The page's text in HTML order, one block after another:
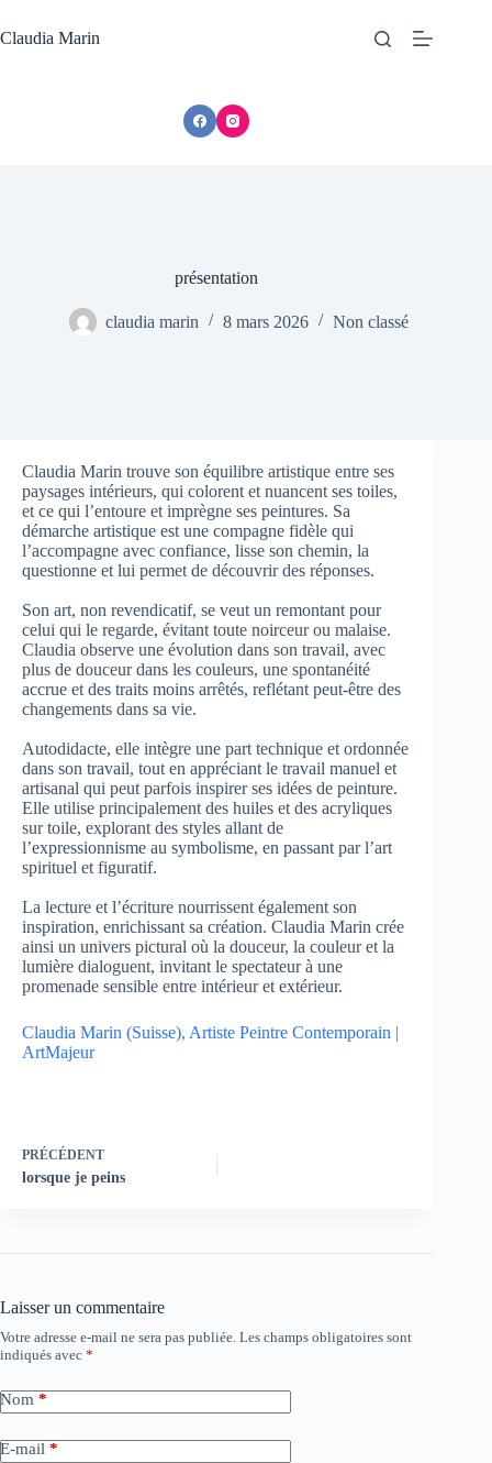
au
contenu
Claudia Marin
présentation
claudia marin 8 mars 2026 Non classé
Claudia Marin trouve son équilibre artistique entre ses
paysages intérieurs, qui colorent et nuancent ses toiles,
et ce qui l’entoure et imprègne ses peintures. Sa
démarche artistique est une compagne fidèle qui
l’accompagne avec confiance, lisse son chemin, la
questionne et lui permet de découvrir des réponses.
Son art, non revendicatif, se veut un remontant pour
celui qui le regarde, évitant toute noirceur ou malaise.
Claudia observe une évolution dans son travail, avec
plus de douceur dans les couleurs, une spontanéité
accrue et des traits moins arrêtés, reflétant peut-être des
changements dans sa vie.
Autodidacte, elle intègre une part technique et ordonnée
dans son travail, tout en appréciant le travail manuel et
artisanal qui peut parfois inspirer ses idées de peinture.
Elle utilise principalement des huiles et des acryliques
sur toile, explorant des styles allant de
l’expressionnisme au symbolisme, en passant par l’art
spirituel et figuratif.
La lecture et l’écriture nourrissent également son
inspiration, enrichissant sa création. Claudia Marin crée
ainsi un univers pictural où la douceur, la couleur et la
lumière dialoguent, invitant le spectateur à une
promenade sensible entre intérieur et extérieur.
Claudia Marin (Suisse), Artiste Peintre Contemporain |
ArtMajeur
PRÉCÉDENT
lorsque je peins
Laisser un commentaire
Votre adresse e-mail ne sera pas publiée. Les champs obligatoires sont
indiqués avec *
Nom *
E-mail *